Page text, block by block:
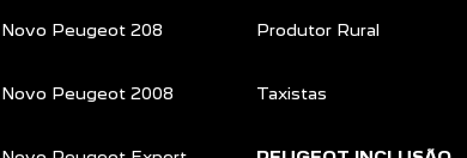
Novo Peugeot 208
Novo Peugeot 2008
Produtor Rural
Taxistas